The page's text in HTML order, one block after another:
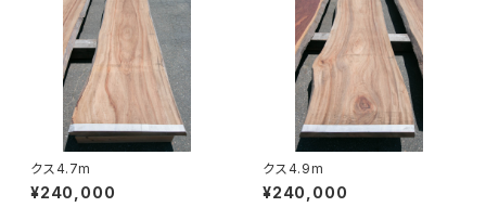
クス4.7m
¥240,000
クス4.9m
¥240,000